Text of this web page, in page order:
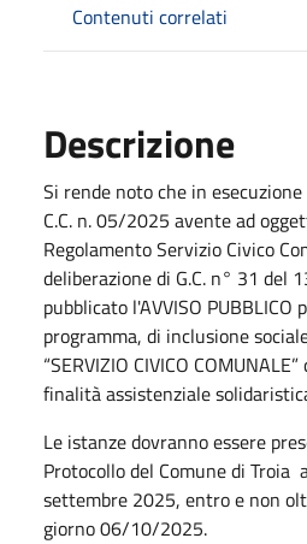
Contenuti correlati
Descrizione
Si rende noto che in
C.C. n. 05/2025 avente ad
Regolamento Servizio Civico
deliberazione di G.C. n° 31 del
pubblicato l'AVVISO PUBBLICO
programma, di inclusione
“SERVIZIO CIVICO
finalità assistenziale
Le istanze dovranno essere
Protocollo del Comune di Troia
settembre 2025, entro e non
giorno 06/10/2025.